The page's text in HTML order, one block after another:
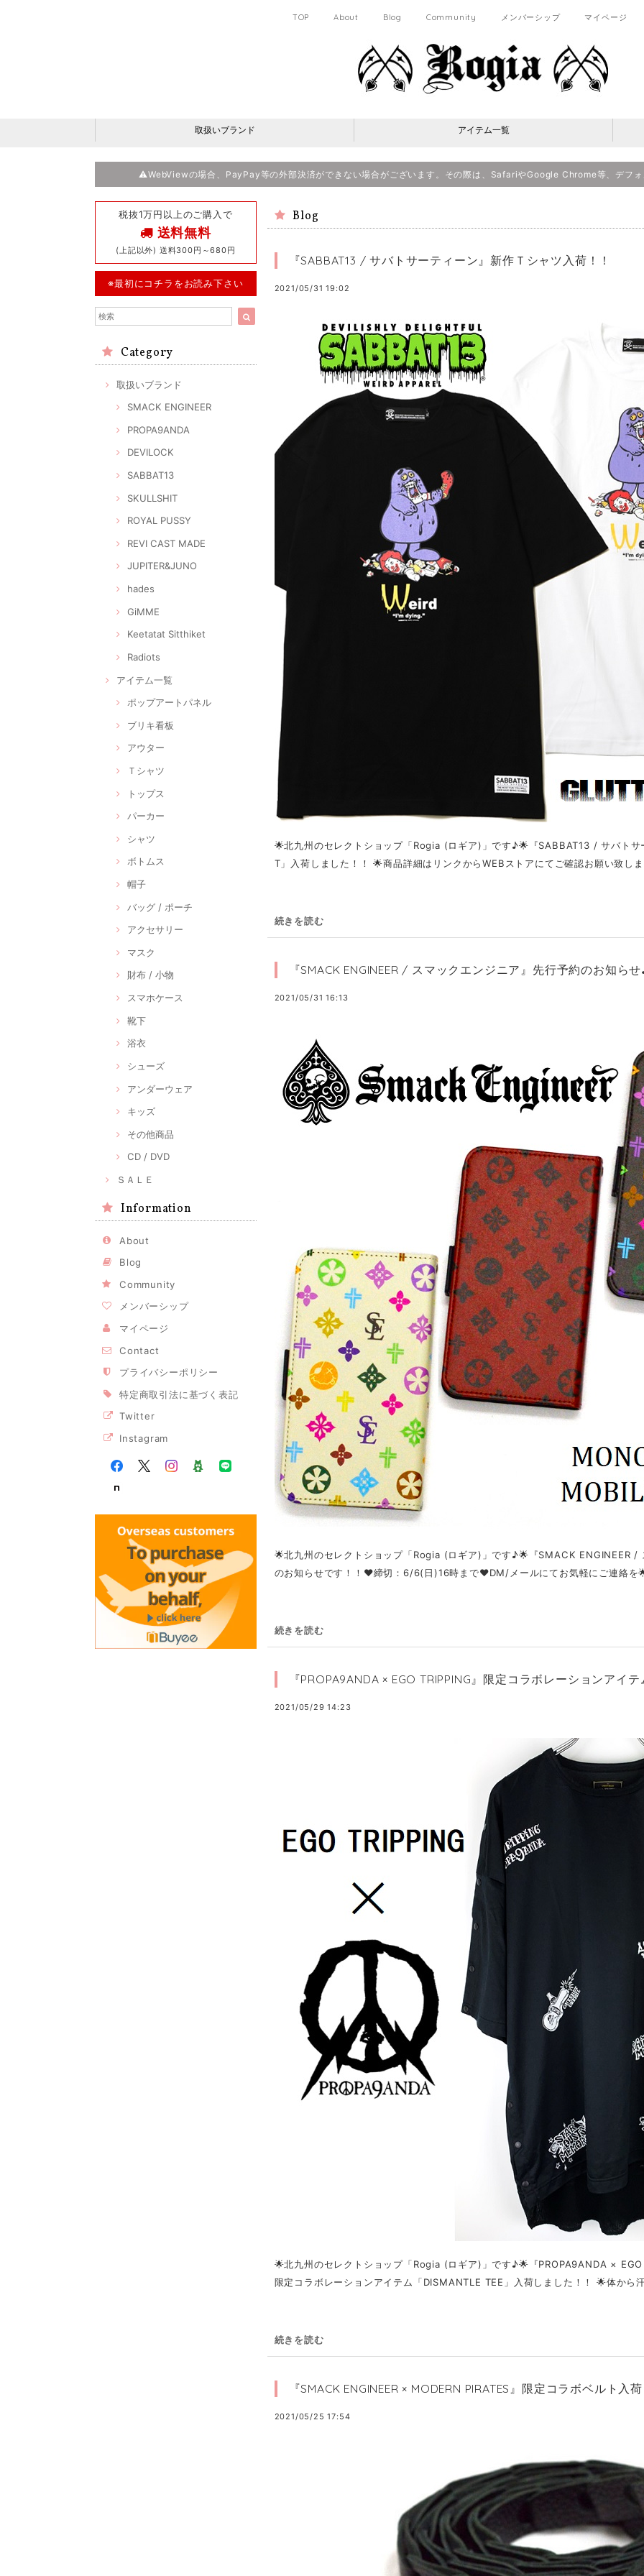
TOP About Blog Community メンバーシップ マイページ
取扱いブランド アイテム一覧
⚠️WebViewの場合、PayPay等の外部決済ができない場合がございます。その際は、SafariやGoogle Chrome等、デフ
税抜1万円以上のご購入で
送料無料
(上記以外) 送料300円～680円
※最初にコチラをお読み下さい
Category
取扱いブランド
SMACK ENGINEER
PROPA9ANDA
DEVILOCK
SABBAT13
SKULLSHIT
ROYAL PUSSY
REVI CAST MADE
JUPITER&JUNO
hades
GiMME
Keetatat Sitthiket
Radiots
アイテム一覧
ポップアートパネル
ブリキ看板
アウター
Ｔシャツ
トップス
パーカー
シャツ
ボトムス
帽子
バッグ / ポーチ
アクセサリー
マスク
財布 / 小物
スマホケース
靴下
浴衣
シューズ
アンダーウェア
キッズ
その他商品
CD / DVD
ＳＡＬＥ
Information
About
Blog
Community
メンバーシップ
マイページ
Contact
プライバシーポリシー
特定商取引法に基づく表記
Twitter
Instagram
Blog
『SABBAT13 / サバトサーティーン』新作Ｔシャツ入荷！！
2021/05/31 19:02
🌟北九州のセレクトショップ「Rogia (ロギア)」です♪🌟『SABBAT13 / サバト
T」入荷しました！！ 🌟商品詳細はリンクからWEBストアにてご確認お願い致
続きを読む
『SMACK ENGINEER / スマックエンジニア』先行予約のお知ら
2021/05/31 16:13
🌟北九州のセレクトショップ「Rogia (ロギア)」です♪🌟『SMACK ENGINEER /
のお知らせです！！❤締切：6/6(日)16時まで❤DM/メールにてお気軽にご連絡を
続きを読む
『PROPA9ANDA × EGO TRIPPING』限定コラボレーションアイ
2021/05/29 14:23
🌟北九州のセレクトショップ「Rogia (ロギア)」です♪🌟『PROPA9ANDA ×
限定コラボレーションアイテム「DISMANTLE TEE」入荷しました！！ 🌟体から
続きを読む
『SMACK ENGINEER × MODERN PIRATES』限定コラボベルト入
2021/05/25 17:54